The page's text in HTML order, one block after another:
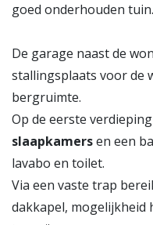
goed onderhouden tuin.
De garage naast de
stallingsplaats voor de
bergruimte.
Op de eerste
slaapkamersen een
lavabo en toilet.
Via een vaste trap
dakkapel, mogelijkheid